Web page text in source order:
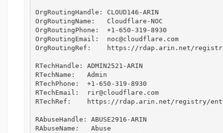
OrgRoutingHandle: CLOUD146-ARIN
OrgRoutingName:   Cloudflare-NOC
OrgRoutingPhone:  +1-650-319-8930
OrgRoutingEmail:  noc@cloudflare.com
OrgRoutingRef:    https://rdap.arin.net/registry/
RTechHandle: ADMIN2521-ARIN
RTechName:   Admin
RTechPhone:  +1-650-319-8930
RTechEmail:  rir@cloudflare.com
RTechRef:    https://rdap.arin.net/registry/
RAbuseHandle: ABUSE2916-ARIN
RAbuseName:   Abuse